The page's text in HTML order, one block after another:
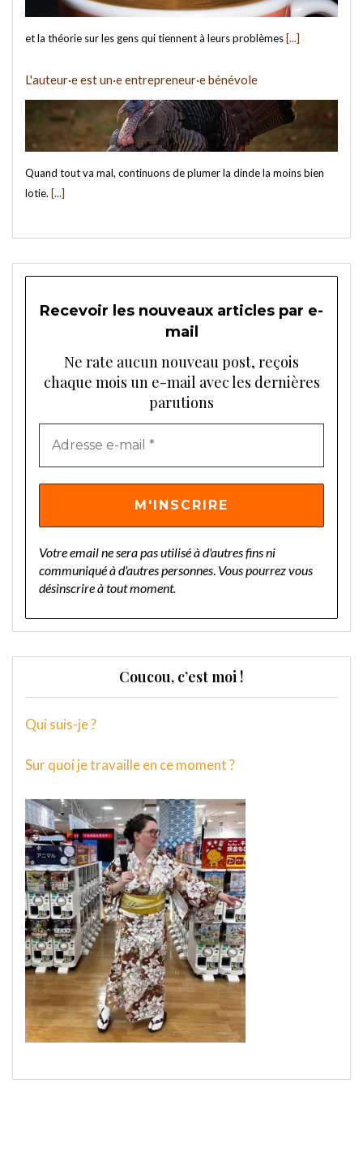
et la théorie sur les gens qui tiennent à leurs problèmes [...]
L'auteur·e est un·e entrepreneur·e bénévole
Quand tout va mal, continuons de plumer la dinde la moins bien
lotie. [...]
Recevoir les nouveaux articles par e-
mail
Ne rate aucun nouveau post, reçois
chaque mois un e-mail avec les dernières
parutions
Votre email ne sera pas utilisé à d'autres fins ni
communiqué à d'autres personnes. Vous pourrez vous
désinscrire à tout moment.
Coucou, c’est moi !
Qui suis-je ?
Sur quoi je travaille en ce moment ?